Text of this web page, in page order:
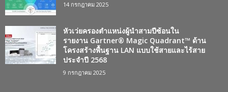
14 กรกฎาคม 2025
หัวเว่ยครองตำแหน่งผู้นำสามปีซ้อนใน
รายงาน Gartner® Magic Quadrant™ ด้าน
โครงสร้างพื้นฐาน LAN แบบใช้สายและไร้สาย
ประจำปี 2568
9 กรกฎาคม 2025